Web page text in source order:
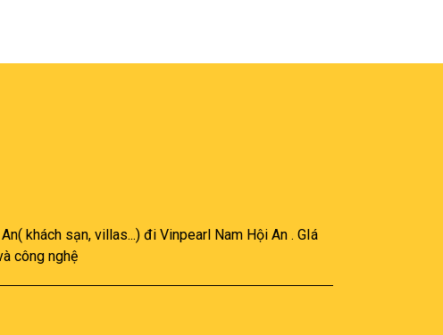
khách sạn, villas...) đi Vinpearl Nam Hội An . GIá
công nghệ